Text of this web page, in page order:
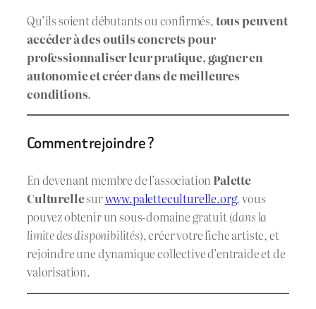
Qu’ils soient débutants ou confirmés, tous peuvent
accéder à des outils concrets pour
professionnaliser leur pratique, gagner en
autonomie et créer dans de meilleures
conditions.
Comment rejoindre ?
En devenant membre de l’association Palette
Culturellesurwww.paletteculturelle.org, vous
pouvez obtenir un sous-domaine gratuit (dans la
limite des disponibilités), créer votre fiche artiste, et
rejoindre une dynamique collective d’entraide et de
valorisation.